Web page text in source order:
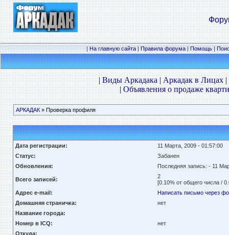
|На главную сайта|Правила форума|Помощь|
|Виды Аркадака|Аркадак в Лицах|
|Объявления о продаже
АРКАДАК» Проверка профиля
Дата регистрации:
11 Марта, 2009 - 01:57:00
Статус:
Забанен
Обновления:
Последняя запись: - 11
Всего записей:
2
[0.10% от общего числа /
Адрес e-mail:
Написать письмо через
Домашняя страничка:
нет
Название города:
Номер в ICQ:
нет
Откуда: